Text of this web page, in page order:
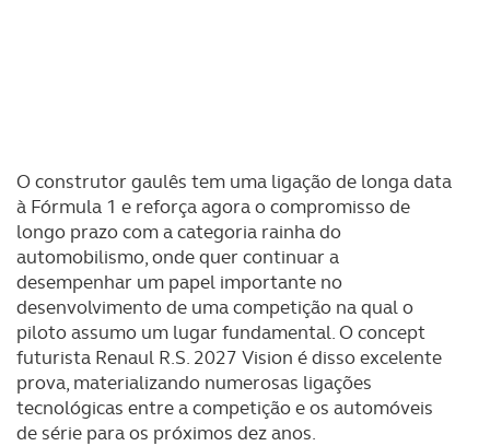
O construtor gaulês tem uma ligação de longa data
à Fórmula 1 e reforça agora o compromisso de
longo prazo com a categoria rainha do
automobilismo, onde quer continuar a
desempenhar um papel importante no
desenvolvimento de uma competição na qual o
piloto assumo um lugar fundamental. O concept
futurista Renaul R.S. 2027 Vision é disso excelente
prova, materializando numerosas ligações
tecnológicas entre a competição e os automóveis
de série para os próximos dez anos.